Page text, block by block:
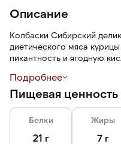
Описание
Колбаски Сибирский
диетического мяса
пикантность и ягодную
В замороженном виде
℃ — 90 суток. После
от +2 °С до +6 °С не более
Подробнее
Пищевая ценность
Белки
21 г
Жиры
7 г